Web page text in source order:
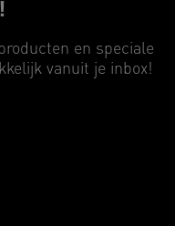
en speciale
vanuit je inbox!